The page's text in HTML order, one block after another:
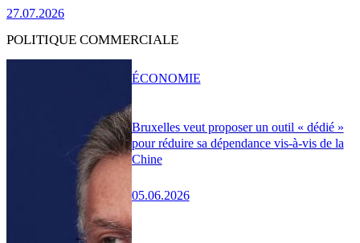
27.07.2026
POLITIQUE COMMERCIALE
Bruxelles veut proposer un outil « dédié »
pour réduire sa dépendance vis-à-vis de la
Chine
05.06.2026
ÉCONOMIE